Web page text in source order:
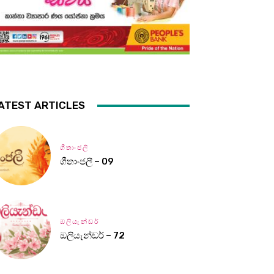
ARTICLES
ගීතාංජලී
ගීතාංජලී – 09
ඔලියැන්ඩර්
ඔලියැන්ඩර් – 72